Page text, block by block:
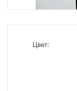
Цвет: